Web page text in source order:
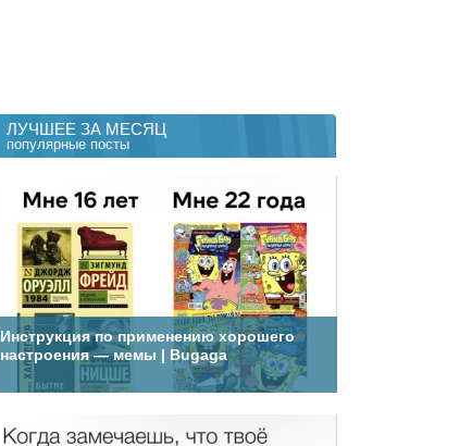
ЛУЧШЕЕ ЗА МЕСЯЦ
популярные посты
Инструкция по применению хорошего
настроения — мемы | Bugaga